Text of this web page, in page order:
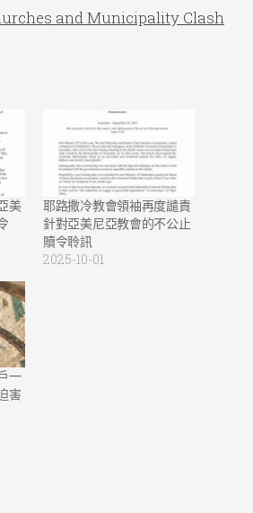
and Municipality Clash
美
耶路撒冷教會領袖再度譴責
針對亞美尼亞教會的不公止
贖令聆訊
2025-10-01
一
害